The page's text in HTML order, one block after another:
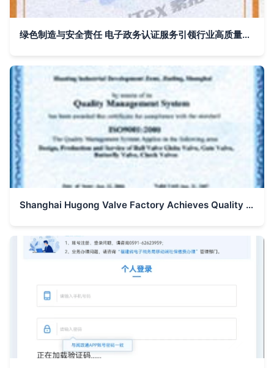
绿色制造与安全责任 电子政务认证服务引领行业高质量发展新路径
Shanghai Hugong Valve Factory Achieves Quality Management System Certification in E-Government Electronic Certification Services